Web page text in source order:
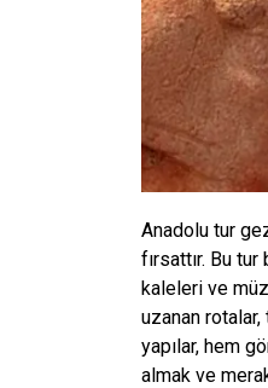
Anadolu tur
fırsattır. Bu
kaleleri ve
uzanan
yapılar, hem
almak ve